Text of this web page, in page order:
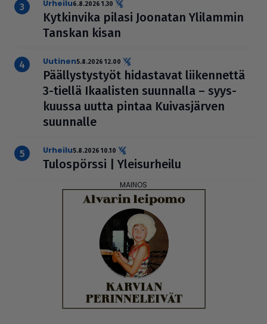
urheilu6.8.2026 1.30
Kyt­kin­vika pilasi Joonatan Ylilammin
Tanskan kisan
uutinen5.8.2026 12.00
Pääl­lys­tys­työt hidas­ta­vat lii­ken­nettä
3-tiellä Ikaa­lis­ten suunnalla – syys­
kuussa uutta pintaa Kui­vas­jär­ven
suunnalle
urheilu5.8.2026 10.10
Tulos­pörssi | Ylei­sur­heilu